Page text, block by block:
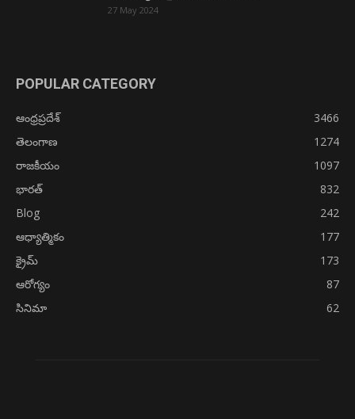
27 May 2024
POPULAR CATEGORY
ఆంధ్రప్రదేశ్
3466
తెలంగాణ
1274
రాజకీయం
1097
భారత్
832
Blog
242
ఆధ్యాత్మికం
177
క్రైమ్
173
ఆరోగ్యం
87
సినిమా
62